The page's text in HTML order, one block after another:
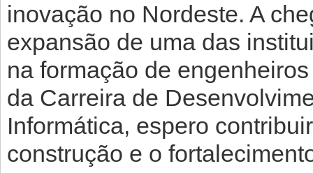
inovação no Nordeste. A
expansão de uma das
na formação de
da Carreira de
Informática, espero
construção e o